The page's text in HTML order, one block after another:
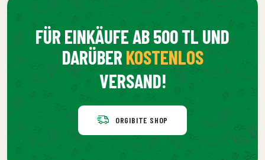
FÜR EINKÄUFE AB 500 TL UND
DARÜBERKOSTENLOS
VERSAND!
ORGIBITE SHOP